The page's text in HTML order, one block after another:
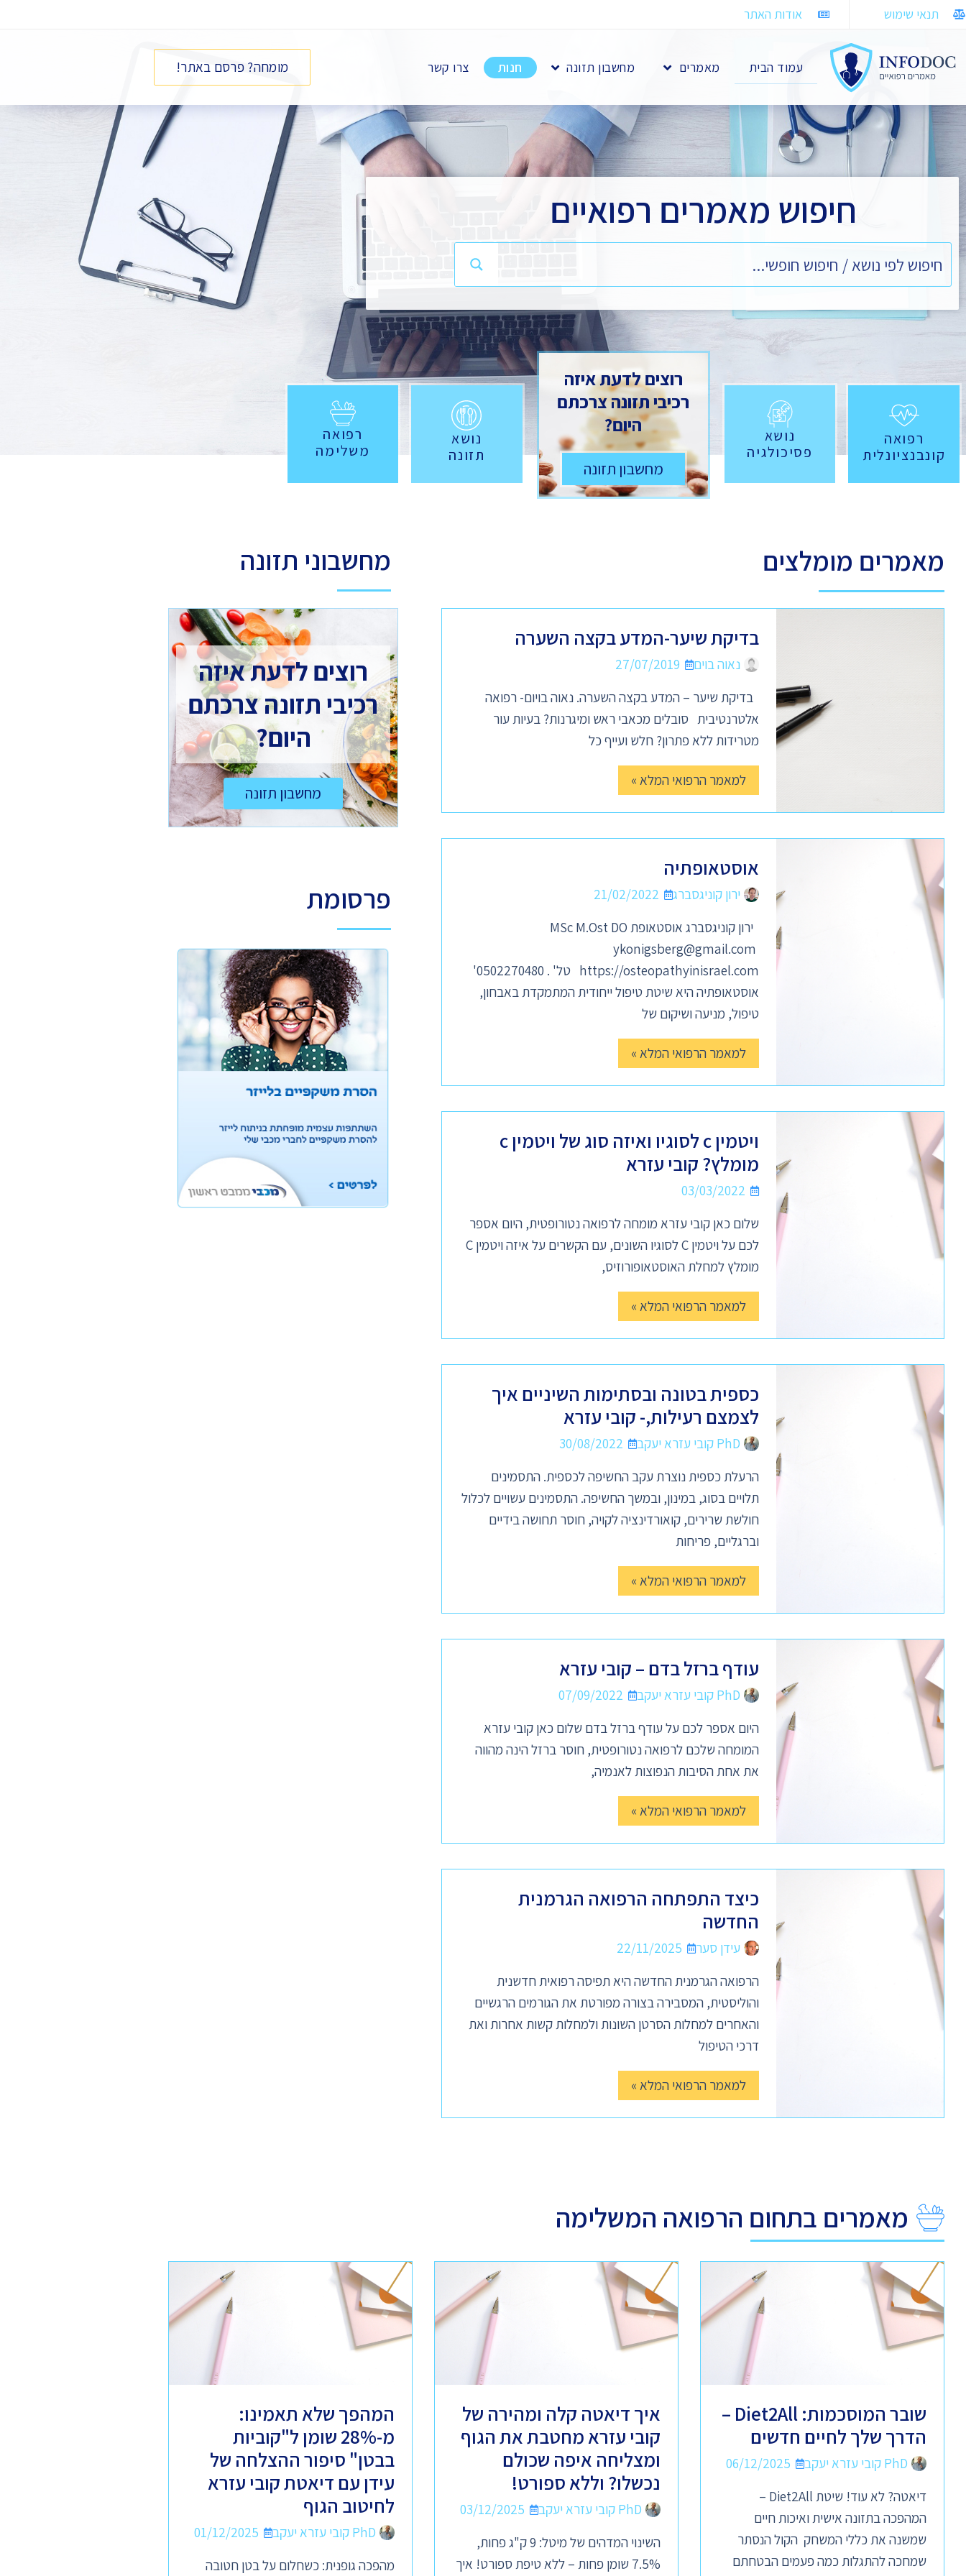
תנאי שימוש אודות האתר
עמוד הבית מאמרים מחשבון תזונה חנות צרו קשר מומחה? פרסם באתר!
חיפוש מאמרים רפואיים
רפואה
קונבנציונלית
נושא
פסיכולגיה
רוצים לדעת איזה
רכיבי תזונה צרכתם
היום?
מחשבון תזונה
נושא
תזונה
רפואה
משלימה
מאמרים מומלצים
בדיקת שיער-המדע בקצה השערה
נאוה בוים
27/07/2019
בדיקת שיער – המדע בקצה השערה. נאוה בויום- רפואה
אלטרנטיבית סובלים מכאבי ראש ומיגרנות? בעיות עור
מטרידות ללא פתרון? חלש ועייף כל
למאמר הרפואי המלא »
אוסטאופתיה
ירון קוניגסברג
21/02/2022
ירון קוניגסברג אוסטאופת MSc M.Ost DO
ykonigsberg@gmail.com
https://osteopathyinisrael.com טל' . 0502270480'
אוסטאופתיה היא שיטת טיפול ייחודית המתמקדת באבחון,
טיפול, מניעה ושיקום של
למאמר הרפואי המלא »
ויטמין c לסוגיו ואיזה סוג של ויטמין c
מומלץ? קובי עזרא
03/03/2022
שלום כאן קובי עזרא מומחה לרפואה נטורופטית, היום אספר
לכם על ויטמין C לסוגיו השונים, עם הקשרים על איזה ויטמין C
מומלץ למחלת האוסטאופורוזיס,
למאמר הרפואי המלא »
כספית בטונה ובסתימות השיניים איך
לצמצם רעילות,- קובי עזרא
PhD קובי עזרא יעקב
30/08/2022
הרעלת כספית נוצרת עקב החשיפה לכספית. התסמינים
תלויים בסוג, במינון, ובמשך החשיפה. התסמינים עשויים לכלול
חולשת שרירים, קואורדינציה לקויה, חוסר תחושה בידיים
וברגליים, פריחות
למאמר הרפואי המלא »
עודף ברזל בדם – קובי עזרא
PhD קובי עזרא יעקב
07/09/2022
היום אספר לכם על עודף ברזל בדם שלום כאן קובי עזרא
המומחה שלכם לרפואה נטורופטית, חוסר ברזל הינה מהווה
את אחת הסיבות הנפוצות לאנמיה,
למאמר הרפואי המלא »
כיצד התפתחה הרפואה הגרמנית
החדשה
עידן סער
22/11/2025
הרפואה הגרמנית החדשה היא תפיסה רפואית חדשנית
והוליסטית, המסבירה בצורה מפורטת את הגורמים הרגשיים
והאחרים למחלות הסרטן השונות ולמחלות קשות אחרות ואת
דרכי הטיפול
למאמר הרפואי המלא »
מחשבוני תזונה
רוצים לדעת איזה
רכיבי תזונה צרכתם
היום?
מחשבון תזונה
פרסומת
מאמרים בתחום הרפואה המשלימה
שובר המוסכמות: Diet2All –
הדרך שלך לחיים חדשים
PhD קובי עזרא יעקב
06/12/2025
דיאטה? לא עוד! שיטת Diet2All –
המהפכה בתזונה אישית ואיכות חיים
שמשנה את כללי המשחק הקול הנסתר
שמחכה להתגלות כמה פעמים הבטחתם
איך דיאטה קלה ומהירה של
קובי עזרא מחטבת את הגוף
ומצליחה איפה שכולם
נכשלו? וללא ספורט!
PhD קובי עזרא יעקב
03/12/2025
השינוי המדהים של מיטל: 9 ק"ג פחות,
7.5% שומן פחות – ללא טיפת ספורט! איך
המהפך שלא תאמינו:
מ-28% שומן ל"קוביות
בבטן" סיפור ההצלחה של
עידן עם דיאטת קובי עזרא
לחיטוב הגוף
PhD קובי עזרא יעקב
01/12/2025
מהפכה גופנית: כשחלום על בטן חטובה